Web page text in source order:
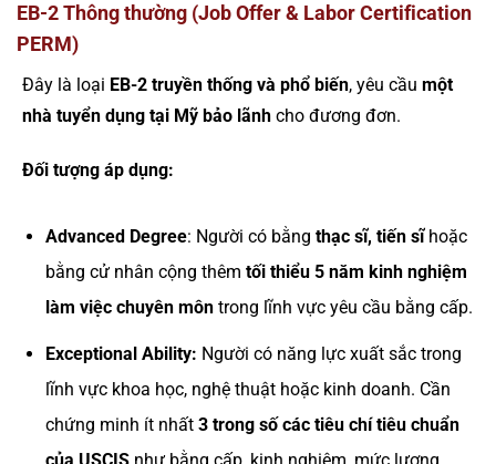
EB-2 Thông thường (Job Offer & Labor Certification
PERM)
Đây là loại EB-2 truyền thống và phổ biến, yêu cầu một
nhà tuyển dụng tại Mỹ bảo lãnh cho đương đơn.
Đối tượng áp dụng:
Advanced Degree: Người có bằng thạc sĩ, tiến sĩhoặc
bằng cử nhân cộng thêm tối thiểu 5 năm kinh nghiệm
làm việc chuyên môntrong lĩnh vực yêu cầu bằng cấp.
Exceptional Ability: Người có năng lực xuất sắc trong
lĩnh vực khoa học, nghệ thuật hoặc kinh doanh. Cần
chứng minh ít nhất 3 trong số các tiêu chí tiêu chuẩn